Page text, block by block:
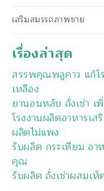
เสริมสมรรถภาพชาย
เรื่องล่าสุด
สรรพคุณพลูคาว แก้โร
เหลือง
ยานอนหลับ ถั่งเช่า
โรงงานผลิตอาหารเ
ผลิตไม่แพง
รับผลิต กระเทียม อา
คุณ
รับผลิต ถั่งเช่าผสมเ